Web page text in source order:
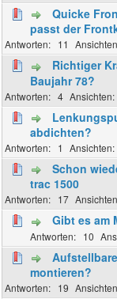
Quicke
passt der
11
Richtiger
Baujahr 78?
4
abdichten?
1
Schon
trac 1500
17
Gibt es am
10
montieren?
19